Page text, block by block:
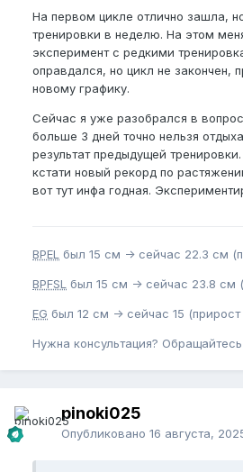
На первом цикле отлично зашла,
тренировки в неделю. На этом
эксперимент с редкими
оправдался, но цикл не закончен,
новому графику.
Сейчас я уже разобрался в
больше 3 дней точно нельзя
результат предыдущей
кстати новый рекорд по
вот тут инфа годная.
BPEL был 15 см -> сейчас 22.3 см
BPFSL был 15 см -> сейчас 23.8 см
EG был 12 см -> сейчас 15 (прирост
Нужна консультация? Обращайтесь
pinoki025
Опубликовано 16 августа,